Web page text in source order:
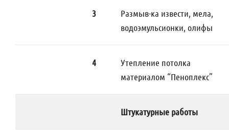
3
Размыв-ка извести, мела,
водоэмульсионки, олифы
4
Утепление потолка
материалом “Пеноплекс”
Штукатурные работы